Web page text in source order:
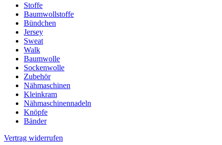
Stoffe
Baumwollstoffe
Bündchen
Jersey
Sweat
Walk
Baumwolle
Sockenwolle
Zubehör
Nähmaschinen
Kleinkram
Nähmaschinennadeln
Knöpfe
Bänder
Vertrag widerrufen